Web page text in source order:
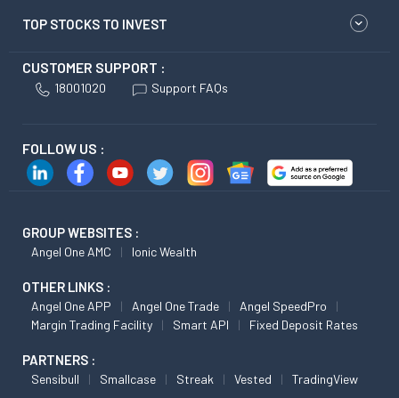
TOP STOCKS TO INVEST
CUSTOMER SUPPORT :
18001020 Support FAQs
FOLLOW US :
GROUP WEBSITES :
Angel One AMC Ionic Wealth
OTHER LINKS :
Angel One APP Angel One Trade
Angel SpeedPro
Margin Trading Facility
Smart API Fixed Deposit Rates
PARTNERS :
Sensibull Smallcase Streak Vested TradingView